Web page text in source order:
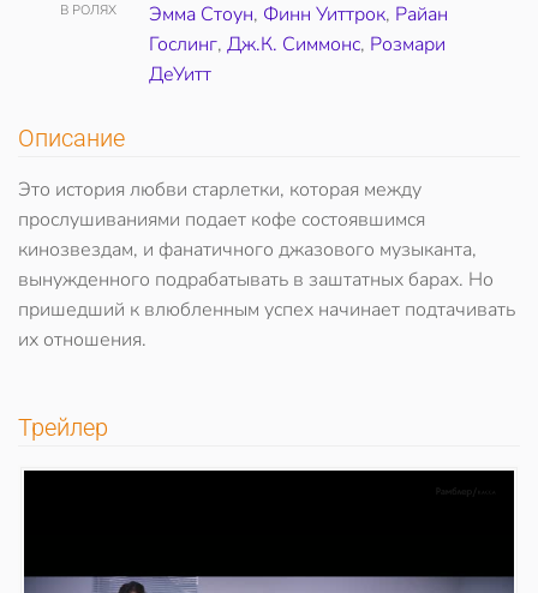
В РОЛЯХ Эмма Стоун, Финн Уиттрок, Райан
Гослинг, Дж.К. Симмонс, Розмари
ДеУитт
Описание
Это история любви старлетки, которая между
прослушиваниями подает кофе состоявшимся
кинозвездам, и фанатичного джазового музыканта,
вынужденного подрабатывать в заштатных барах. Но
пришедший к влюбленным успех начинает подтачивать
их отношения.
Трейлер